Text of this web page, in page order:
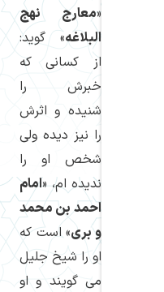
«معارج نهج
البلاغه» گوید:
از كسانی كه
خبرش را
شنیده و اثرش
را نیز دیده ولی
شخص او را
ندیده ام، «امام
احمد بن محمد
و بری» است كه
او را شیخ جلیل
می گویند و او